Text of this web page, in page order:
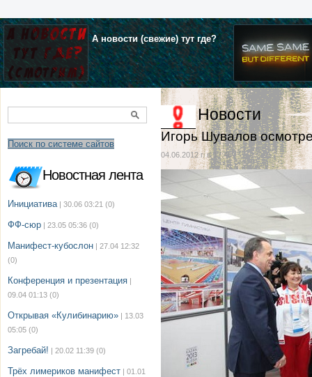
А новости (свежие) тут где?
Поиск по системе сайтов
Новостная лента
Инициатива | 30.06 03:21 (0)
ФФ-сюр | 23.05 05:36 (0)
Манифест-кубослон | 27.04 12:32
(0)
Конференция и презентация |
09.04 01:13 (0)
Открывая «Кулибинарию» | 13.03
05:05 (0)
Загребай! | 20.02 11:39 (0)
Трёх лимериков манифест | 01.01
Новости
Игорь Шувалов
04.06.2012 г. в 17:48